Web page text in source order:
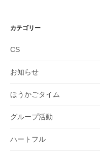
カテゴリー
CS
お知らせ
ほうかごタイム
グループ活動
ハートフル